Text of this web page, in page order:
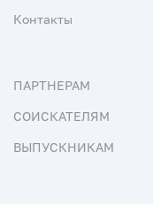
Контакты
ПАРТНЕРАМ
СОИСКАТЕЛЯМ
ВЫПУСКНИКАМ